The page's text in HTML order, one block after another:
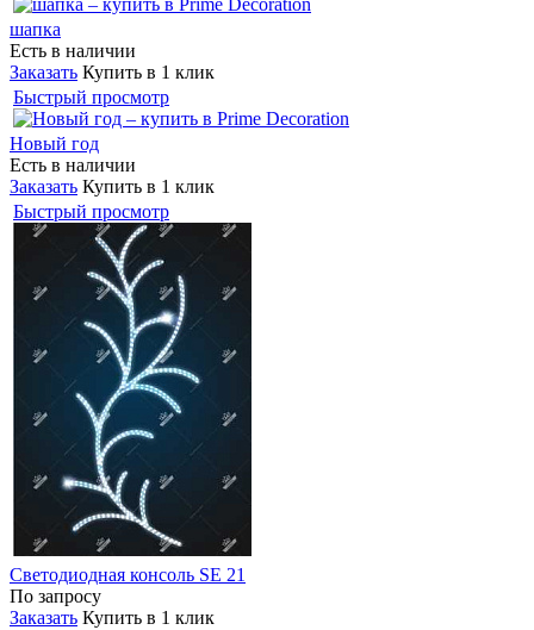
шапка
Есть в наличии
Заказать Купить в 1 клик
Быстрый просмотр
Новый год
Есть в наличии
Заказать Купить в 1 клик
Быстрый просмотр
Светодиодная консоль SE 21
По запросу
Заказать Купить в 1 клик